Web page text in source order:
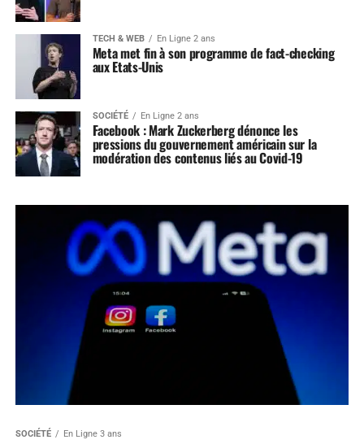
TECH & WEB En Ligne 2 ans
Meta met fin à son programme de fact-checking
aux Etats-Unis
SOCIÉTÉ En Ligne 2 ans
Facebook : Mark Zuckerberg dénonce les
pressions du gouvernement américain sur la
modération des contenus liés au Covid-19
SOCIÉTÉ En Ligne 3 ans